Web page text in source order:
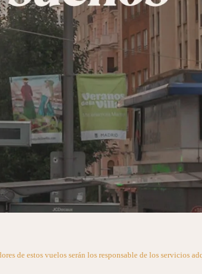
de estos vuelos serán los responsable de los servicios